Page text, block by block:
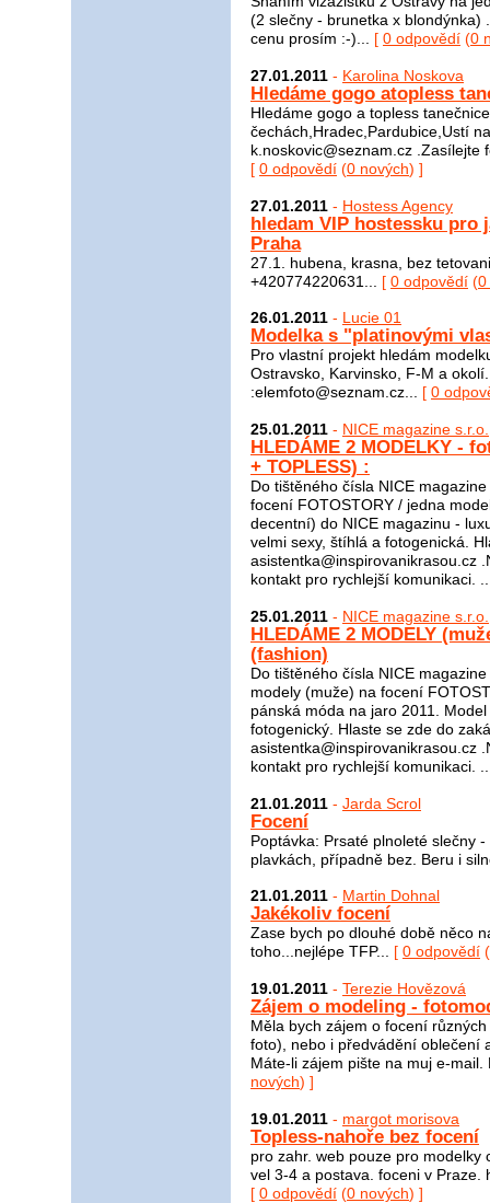
(2 slečny - brunetka x blondýnka)
cenu prosím :-)... [ 0 odpovědí (0
27.01.2011 - Karolina Noskova
Hledáme gogo atopless
Hledáme gogo a topless
čechách,Hradec,Pardubice,Ustí
k.noskovic@seznam.cz .Zasílejte
[ 0 odpovědí (0 nových) ]
27.01.2011 - Hostess Agency
hledam VIP hostessku pro
Praha
27.1. hubena, krasna, bez
+420774220631... [ 0 odpovědí (0
26.01.2011 - Lucie 01
Modelka s "platinovými
Pro vlastní projekt hledám
Ostravsko, Karvinsko, F-M a
:elemfoto@seznam.cz... [ 0
25.01.2011 - NICE magazine s.r.o.
HLEDÁME 2 MODELKY -
+ TOPLESS) :
Do tištěného čísla NICE
focení FOTOSTORY / jedna
decentní) do NICE magazinu -
velmi sexy, štíhlá a fotogenická.
asistentka@inspirovanikrasou.cz
kontakt pro rychlejší komunikaci.
25.01.2011 - NICE magazine s.r.o.
HLEDÁME 2 MODELY
(fashion)
Do tištěného čísla NICE
modely (muže) na focení
pánská móda na jaro 2011.
fotogenický. Hlaste se zde do
asistentka@inspirovanikrasou.cz
kontakt pro rychlejší komunikaci.
21.01.2011 - Jarda Scrol
Focení
Poptávka: Prsaté plnoleté slečny
plavkách, případně bez. Beru i
21.01.2011 - Martin Dohnal
Jakékoliv focení
Zase bych po dlouhé době něco
toho...nejlépe TFP... [ 0 odpovědí (
19.01.2011 - Terezie Hovězová
Zájem o modeling -
Měla bych zájem o focení
foto), nebo i předvádění oblečení
Máte-li zájem pište na muj e-
nových) ]
19.01.2011 - margot morisova
Topless-nahoře bez focení
pro zahr. web pouze pro
vel 3-4 a postava. foceni v Praze.
[ 0 odpovědí (0 nových) ]